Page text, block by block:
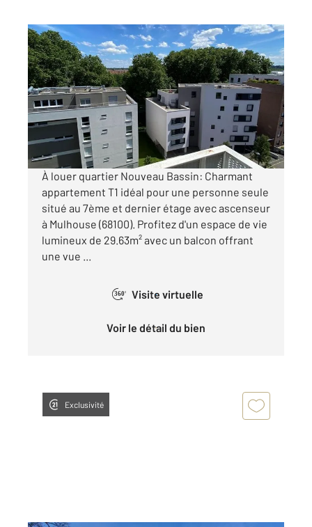
MULHOUSE 68
29,63 m2, 1 pièce
Ref : 2004
Appartement F1 à louer
500 €
par mois charges comprises
À louer quartier Nouveau Bassin: Charmant
appartement T1 idéal pour une personne seule
situé au 7ème et dernier étage avec ascenseur
à Mulhouse (68100). Profitez d'un espace de vie
lumineux de 29.63m² avec un balcon offrant
une vue ...
360° Visite virtuelle
Voir le détail du bien
Exclusivité